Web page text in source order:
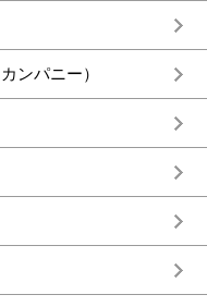
ンパニー）